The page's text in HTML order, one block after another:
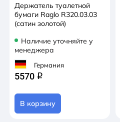
Держатель туалетной
бумаги Raglo R320.03.03
(сатин золотой)
Наличие уточняйте у
менеджера
Германия
5570 q
В корзину